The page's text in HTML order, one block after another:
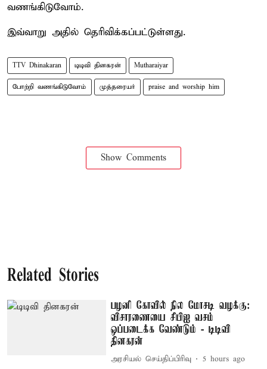
வணங்கிடுவோம்.
இவ்வாறு அதில் தெரிவிக்கப்பட்டுள்ளது.
TTV Dhinakaran டிடிவி தினகரன் Mutharaiyar
போற்றி வணங்கிடுவோம் முத்தரையர் praise and worship him
Show Comments
Related Stories
பழனி கோவில் நில மோசடி வழக்கு:
விசாரணையை சிபிஐ வசம்
ஒப்படைக்க வேண்டும் - டிடிவி
தினகரன்
அரசியல் செய்திப்பிரிவு 5 hours ago